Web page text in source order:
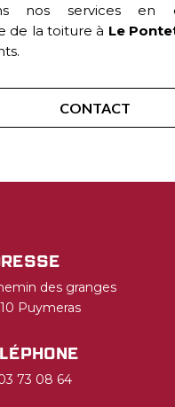
nos services en
de la toiture à Le
CONTACT
des granges
Puymeras
73 08 64